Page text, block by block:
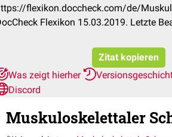
flexikon.doccheck.com/de/
Flexikon 15.03.2019. Letzte
Zitat kopieren
Was zeigt hierher
Discord
Muskuloskelettaler